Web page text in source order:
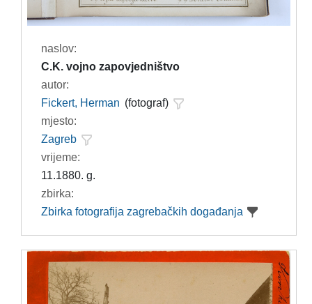
naslov:
C.K. vojno zapovjedništvo
autor:
Fickert, Herman (fotograf)
mjesto:
Zagreb
vrijeme:
11.1880. g.
zbirka:
Zbirka fotografija zagrebačkih događanja